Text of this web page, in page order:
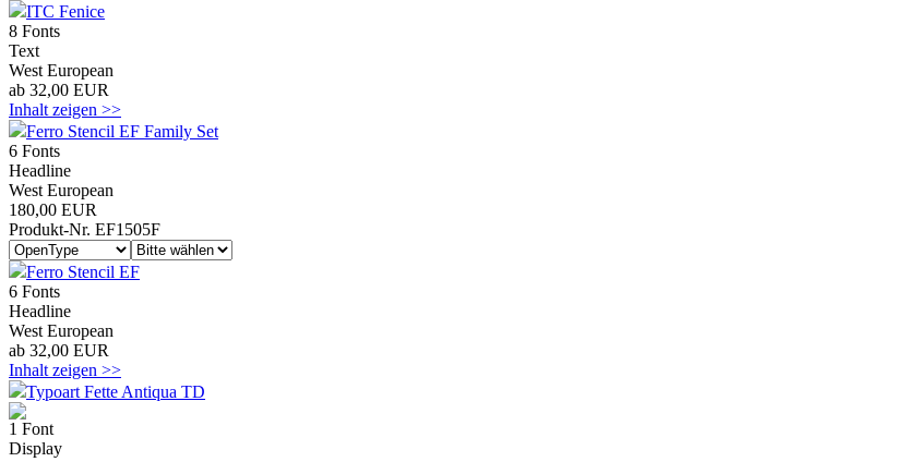
ITC Fenice
8 Fonts
Text
West European
ab 32,00 EUR
Inhalt zeigen >>
Ferro Stencil EF Family Set
6 Fonts
Headline
West European
180,00 EUR
Produkt-Nr. EF1505F
Ferro Stencil EF
6 Fonts
Headline
West European
ab 32,00 EUR
Inhalt zeigen >>
Typoart Fette Antiqua TD
1 Font
Display